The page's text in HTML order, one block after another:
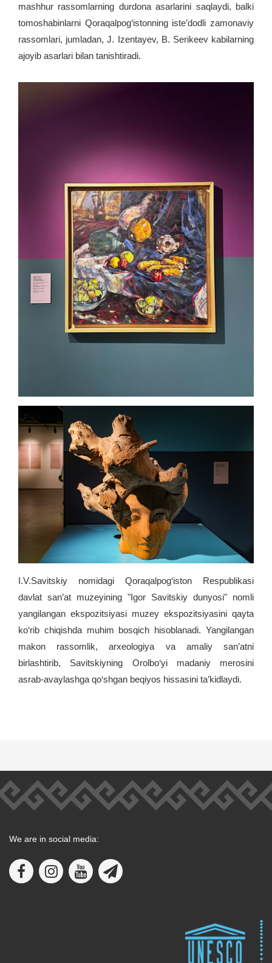
mashhur rassomlarning durdona asarlarini saqlaydi, balki
tomoshabinlarni Qoraqalpog‘istonning iste’dodli zamonaviy
rassomlari, jumladan, J. Izentayev, B. Serikeev kabilarning
ajoyib asarlari bilan tanishtiradi.
I.V.Savitskiy nomidagi Qoraqalpog‘iston Respublikasi
davlat san’at muzeyining "Igor Savitskiy dunyosi" nomli
yangilangan ekspozitsiyasi muzey ekspozitsiyasini qayta
ko‘rib chiqishda muhim bosqich hisoblanadi. Yangilangan
makon rassomlik, arxeologiya va amaliy san’atni
birlashtirib, Savitskiyning Orolbo‘yi madaniy merosini
asrab-avaylashga qo‘shgan beqiyos hissasini ta’kidlaydi.
We are in social media: